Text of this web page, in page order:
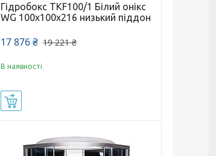
Гідробокс TKF100/1 Білий онікс
WG 100х100х216 низький піддон
17 876 ₴ 19 221 ₴
В наявності